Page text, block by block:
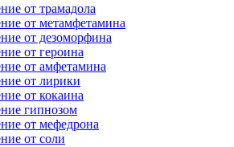
от трамадола
от метамфетамина
от дезоморфина
от героина
от амфетамина
от лирики
от кокаина
гипнозом
от мефедрона
от соли